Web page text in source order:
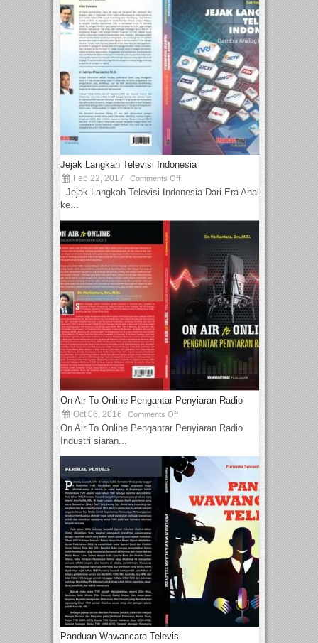
Jejak Langkah Televisi Indonesia
Feb 22, 2017 Comments Off
Jejak Langkah Televisi Indonesia Dari Era Analog
ke...
On Air To Online Pengantar Penyiaran Radio
Oct 06, 2016 Comments Off
On Air To Online Pengantar Penyiaran Radio
Industri siaran...
Panduan Wawancara Televisi